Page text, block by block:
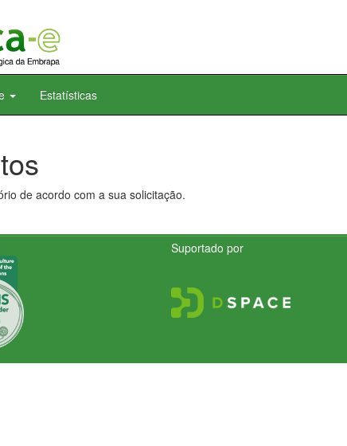
Estatísticas
de acordo com a sua solicitação.
Suportado por